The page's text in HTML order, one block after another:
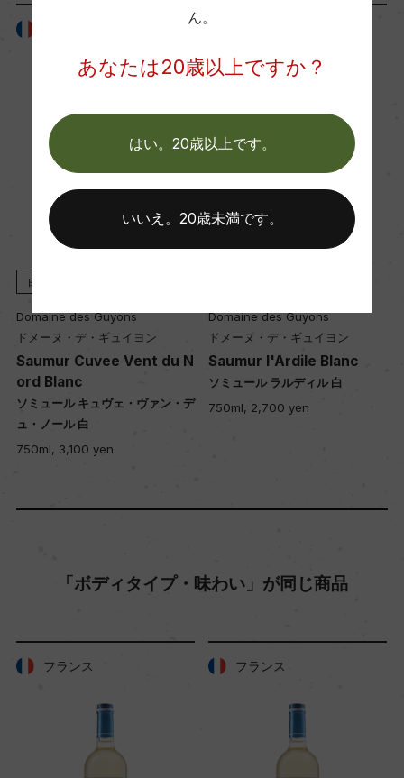
熟成：熟成:セメントタンク 4カ月
栽培面積
平均収量
54hl/ha
樹齢
50年
A.O.P.ソミュール
格付
白
Domaine des Guyons
ドメーヌ・デ・ギュイヨン
Saumur Cuvee Vent du N
ord Blanc
ソミュール キュヴェ・ヴァン・デ
ュ・ノール 白
750ml, 3,100 yen
Domaine des Guyons
ドメーヌ・デ・ギュイヨン
Saumur l'Ardile Blanc
ソミュール ラルディル 白
750ml, 2,700 yen
「ボディタイプ・味わい」が同じ商品
ん。
あなたは20歳以上ですか？
はい。20歳以上です。
いいえ。20歳未満です。